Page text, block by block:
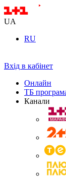
UA
RU
Вхід в кабінет
Онлайн
ТБ
Канали